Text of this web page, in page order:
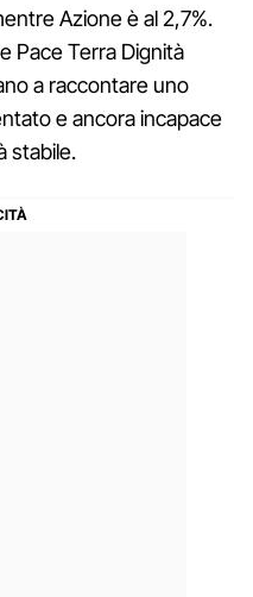
Azione è al 2,7%.
Pace Terra Dignità
a raccontare uno
e ancora incapace
stabile.